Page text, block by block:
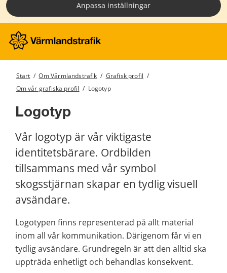
Anpassa inställningar
Start / Om Värmlandstrafik / Grafisk profil /
Om vår grafiska profil / Logotyp
Logotyp
Vår logotyp är vår viktigaste
identitetsbärare. Ordbilden
tillsammans med vår symbol
skogsstjärnan skapar en tydlig visuell
avsändare.
Logotypen finns representerad på allt material
inom all vår kommunikation. Därigenom får vi en
tydlig avsändare. Grundregeln är att den alltid ska
uppträda enhetligt och behandlas konsekvent.